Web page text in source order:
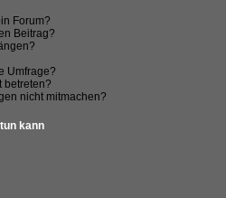
Forum?
Beitrag?
Umfrage?
betreten?
nicht mitmachen?
kann